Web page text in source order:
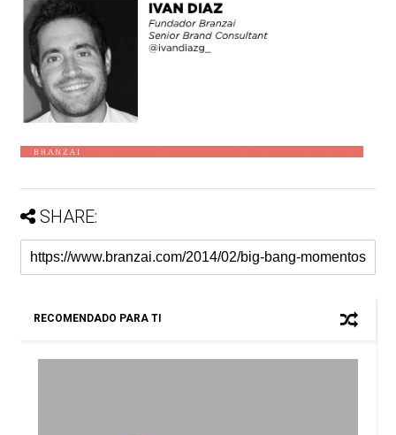
SHARE:
RECOMENDADO PARA TI